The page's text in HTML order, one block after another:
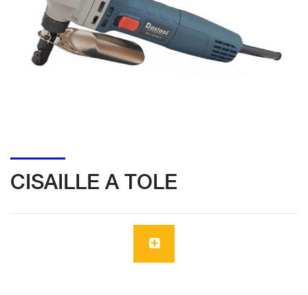
CISAILLE A TOLE